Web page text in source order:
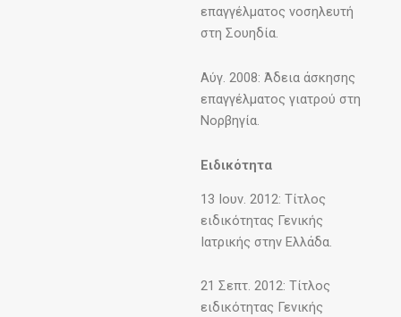
επαγγέλματος νοσηλευτή
στη Σουηδία.
Αύγ. 2008: Άδεια άσκησης
επαγγέλματος γιατρού στη
Νορβηγία.
Ειδικότητα
13 Ιουν. 2012: Τίτλος
ειδικότητας Γενικής
Ιατρικής στην Ελλάδα.
21 Σεπτ. 2012: Τίτλος
ειδικότητας Γενικής